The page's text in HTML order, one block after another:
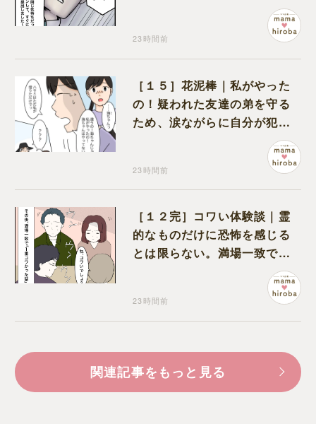
23時間前
［１５］花泥棒｜私がやった
の！疑われた友達の弟を守る
ため、涙ながらに自分が犯人
23時間前
［１２完］コワい体験談｜霊
的なものだけに恐怖を感じる
とは限らない。満場一致でコ
ワいと認定された意外な体験
23時間前
関連記事をもっと見る